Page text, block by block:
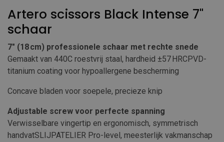
Artero scissors Black Intense 7"
schaar
7″ (18 cm) professionele schaar met rechte snede
Gemaakt van 440C roestvrij staal, hardheid ±57 HRCPVD-
titanium coating voor hypoallergene bescherming
Concave bladen voor soepele, precieze knip
Adjustable screw voor perfecte spanning
Verwisselbare vingertip en ergonomisch, symmetrisch
handvatSLIJPATELIER Pro-level, meesterlijk vakmanschap